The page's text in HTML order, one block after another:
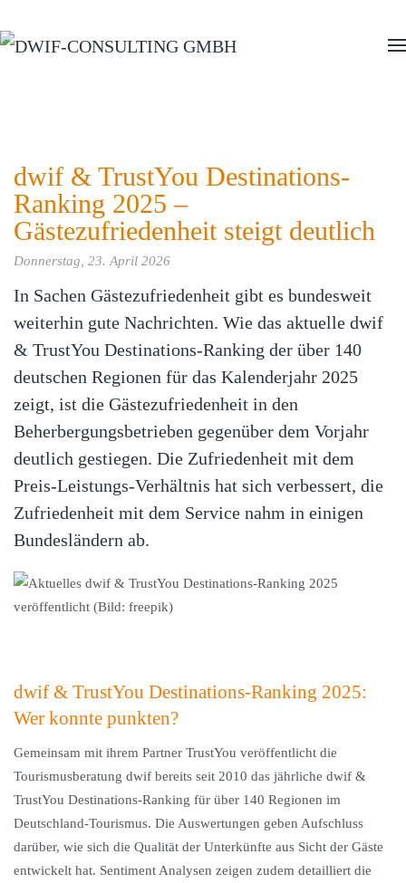
Zum Hauptinhalt springen
dwif & TrustYou Destinations-
Ranking 2025 –
Gästezufriedenheit steigt deutlich
Donnerstag, 23. April 2026
In Sachen Gästezufriedenheit gibt es bundesweit
weiterhin gute Nachrichten. Wie das aktuelle dwif
& TrustYou Destinations-Ranking der über 140
deutschen Regionen für das Kalenderjahr 2025
zeigt, ist die Gästezufriedenheit in den
Beherbergungsbetrieben gegenüber dem Vorjahr
deutlich gestiegen. Die Zufriedenheit mit dem
Preis-Leistungs-Verhältnis hat sich verbessert, die
Zufriedenheit mit dem Service nahm in einigen
Bundesländern ab.
dwif & TrustYou Destinations-Ranking 2025:
Wer konnte punkten?
Gemeinsam mit ihrem Partner TrustYou veröffentlicht die
Tourismusberatung dwif bereits seit 2010 das jährliche dwif &
TrustYou Destinations-Ranking für über 140 Regionen im
Deutschland-Tourismus. Die Auswertungen geben Aufschluss
darüber, wie sich die Qualität der Unterkünfte aus Sicht der Gäste
entwickelt hat. Sentiment Analysen zeigen zudem detailliert die